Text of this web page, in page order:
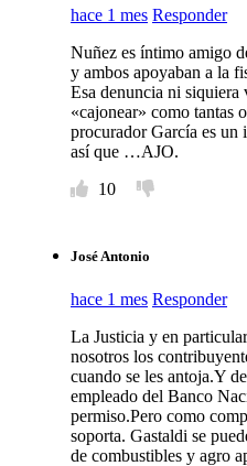
hace 1 mes Responder
Nuñez es íntimo amigo
y ambos apoyaban a la
Esa denuncia ni siquiera
«cajonear» como tantas
procurador García es un
así que …AJO.
10
José Antonio
hace 1 mes Responder
La Justicia y en
nosotros los
cuando se les antoja.Y
empleado del Banco
permiso.Pero como
soporta. Gastaldi se
de combustibles y agro